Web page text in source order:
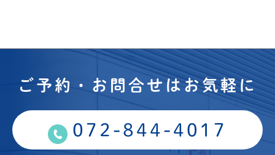
ご予約・お問合せはお気軽に
072-844-4017